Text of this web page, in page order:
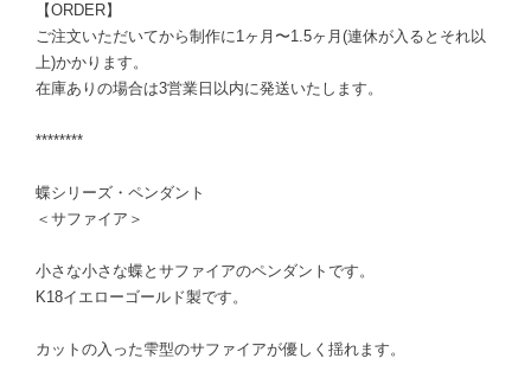
【ORDER】
ご注文いただいてから制作に1ヶ月〜1.5ヶ月(連休が入るとそれ以
上)かかります。
在庫ありの場合は3営業日以内に発送いたします。
********
蝶シリーズ・ペンダント
＜サファイア＞
小さな小さな蝶とサファイアのペンダントです。
K18イエローゴールド製です。
カットの入った雫型のサファイアが優しく揺れます。